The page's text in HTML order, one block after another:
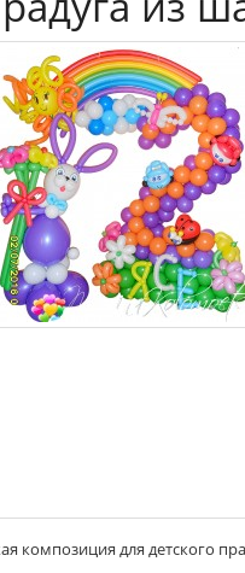
композиция для детского